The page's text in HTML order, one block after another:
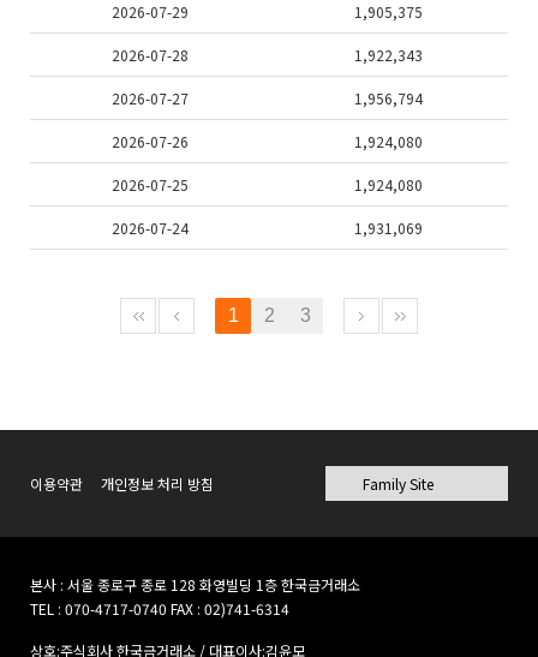
2026-07-29 1,905,375
2026-07-28 1,922,343
2026-07-27 1,956,794
2026-07-26 1,924,080
2026-07-25 1,924,080
2026-07-24 1,931,069
1 2 3
이용약관 개인정보 처리 방침
본사 : 서울 종로구 종로 128 화영빌딩 1층 한국금거래소
TEL : 070-4717-0740 FAX : 02)741-6314
상호:주식회사 한국금거래소 / 대표이사:김윤모